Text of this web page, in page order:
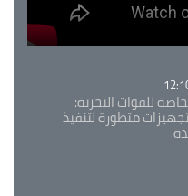
للقوات البحرية:
متطورة لتنفيذ